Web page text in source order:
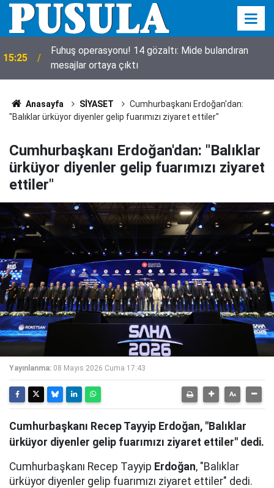
15:25
Fuhuş operasyonu! 14 gözaltı: Mide bulandıran
mesajlar ortaya çıktı
Anasayfa SİYASET
Cumhurbaşkanı Erdoğan'dan:
"Balıklar ürküyor diyenler gelip fuarımızı ziyaret ettiler"
Cumhurbaşkanı Erdoğan'dan: "Balıklar
ürküyor diyenler gelip fuarımızı ziyaret
ettiler"
Yayınlanma: 08 Mayıs 2026 Cuma 17:43
Cumhurbaşkanı Recep Tayyip Erdoğan, "Balıklar
ürküyor diyenler gelip fuarımızı ziyaret ettiler" dedi.
Cumhurbaşkanı Recep Tayyip Erdoğan, "Balıklar
ürküyor diyenler gelip fuarımızı ziyaret ettiler" dedi.